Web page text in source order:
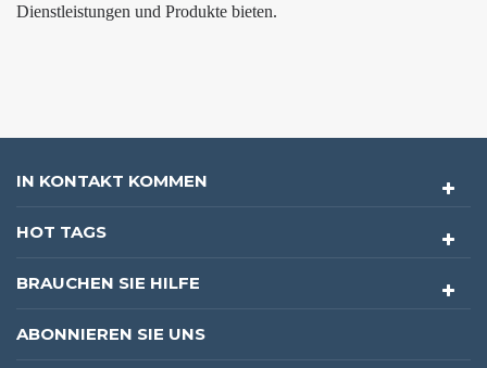
Dienstleistungen und Produkte bieten.
IN KONTAKT KOMMEN
HOT TAGS
BRAUCHEN SIE HILFE
ABONNIEREN SIE UNS